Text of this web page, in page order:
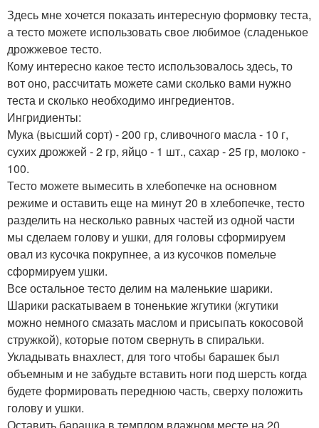
Здесь мне хочется показать интересную формовку теста,
а тесто можете использовать свое любимое (сладенькое
дрожжевое тесто.
Кому интересно какое тесто использовалось здесь, то
вот оно, рассчитать можете сами сколько вами нужно
теста и сколько необходимо ингредиентов.
Ингридиенты:
Мука (высший сорт) - 200 гр, сливочного масла - 10 г,
сухих дрожжей - 2 гр, яйцо - 1 шт., сахар - 25 гр, молоко -
100.
Тесто можете вымесить в хлебопечке на основном
режиме и оставить еще на минут 20 в хлебопечке, тесто
разделить на несколько равных частей из одной части
мы сделаем голову и ушки, для головы сформируем
овал из кусочка покрупнее, а из кусочков помельче
сформируем ушки.
Все остальное тесто делим на маленькие шарики.
Шарики раскатываем в тоненькие жгутики (жгутики
можно немного смазать маслом и присыпать кокосовой
стружкой), которые потом свернуть в спиральки.
Укладывать внахлест, для того чтобы барашек был
объемным и не забудьте вставить ноги под шерсть когда
будете формировать переднюю часть, сверху положить
голову и ушки.
Оставить барашка в темплом влажном месте на 20